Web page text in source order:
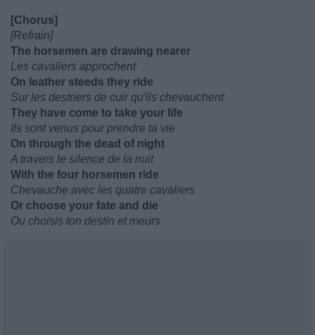
[Chorus]
[Refrain]
The horsemen are drawing nearer
Les cavaliers approchent
On leather steeds they ride
Sur les destriers de cuir qu'ils chevauchent
They have come to take your life
Ils sont venus pour prendre ta vie
On through the dead of night
A travers le silence de la nuit
With the four horsemen ride
Chevauche avec les quatre cavaliers
Or choose your fate and die
Ou choisis ton destin et meurs